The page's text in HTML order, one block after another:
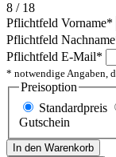
8 / 18
Pflichtfeld Vorname*
Pflichtfeld Nachname
Pflichtfeld E-Mail*
* notwendige Angaben,
Preisoption
Standardpreis
Gutschein